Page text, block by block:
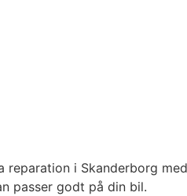
reparation i Skanderborg
passer godt på din bil.